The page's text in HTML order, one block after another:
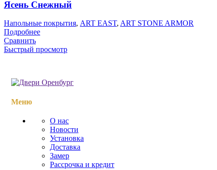
Ясень Снежный
Напольные покрытия, ART EAST, ART STONE ARMOR
Подробнее
Сравнить
Быстрый просмотр
Меню
О нас
Новости
Установка
Доставка
Замер
Рассрочка и кредит